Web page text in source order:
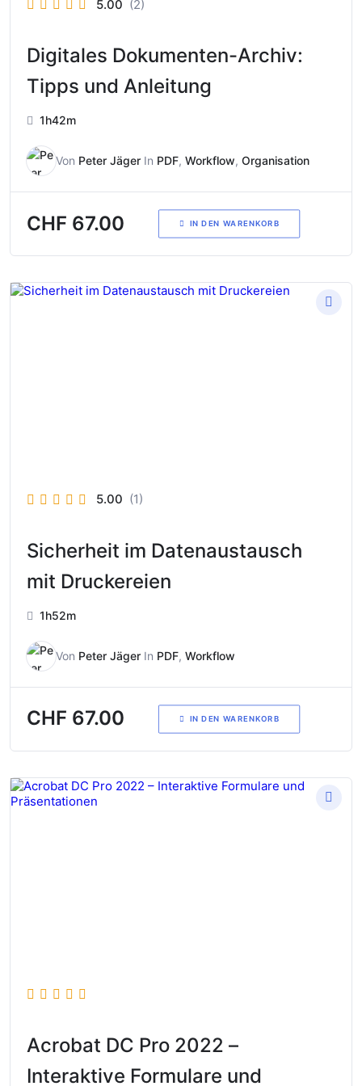
5.00 (2)
Digitales Dokumenten-Archiv:
Tipps und Anleitung
1h42m
Von Peter Jäger In PDF, Workflow, Organisation
CHF 67.00 IN DEN WARENKORB
5.00 (1)
Sicherheit im Datenaustausch
mit Druckereien
1h52m
Von Peter Jäger In PDF, Workflow
CHF 67.00 IN DEN WARENKORB
Acrobat DC Pro 2022 –
Interaktive Formulare und